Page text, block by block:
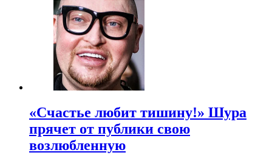
«Счастье любит тишину!» Шура
прячет от публики свою
возлюбленную